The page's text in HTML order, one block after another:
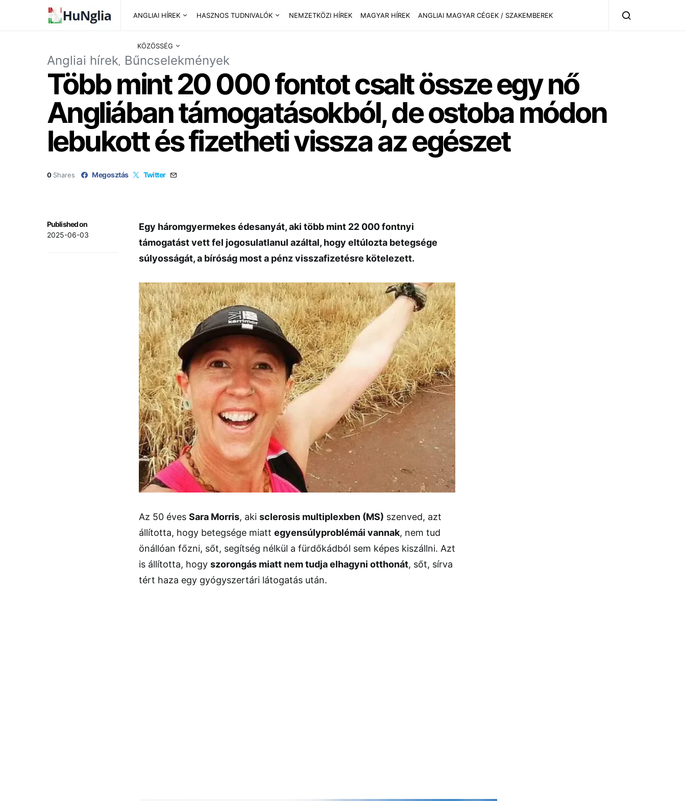
ANGLIAI HÍREK HASZNOS TUDNIVALÓK NEMZETKÖZI HÍREK MAGYAR HÍREK ANGLIAI MAGYAR CÉGEK / SZAKEMBEREK
KÖZÖSSÉG
Angliai hírek Bűncselekmények
Több mint 20 000 fontot csalt össze egy nő
Angliában támogatásokból, de ostoba módon
lebukott és fizetheti vissza az egészet
0 Shares Megosztás Twitter
Published on
2025-06-03
Egy háromgyermekes édesanyát, aki több mint 22 000 fontnyi
támogatást vett fel jogosulatlanul azáltal, hogy eltúlozta betegsége
súlyosságát, a bíróság most a pénz visszafizetésre kötelezett.
Az 50 éves Sara Morris, aki sclerosis multiplexben (MS) szenved, azt
állította, hogy betegsége miatt egyensúlyproblémái vannak, nem tud
önállóan főzni, sőt, segítség nélkül a fürdőkádból sem képes kiszállni. Azt
is állította, hogy szorongás miatt nem tudja elhagyni otthonát, sőt, sírva
tért haza egy gyógyszertári látogatás után.